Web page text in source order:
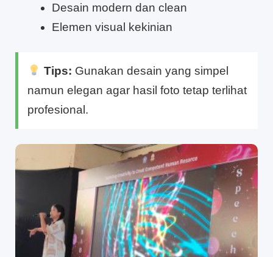
Desain modern dan clean
Elemen visual kekinian
Tips: Gunakan desain yang simpel
namun elegan agar hasil foto tetap terlihat
profesional.